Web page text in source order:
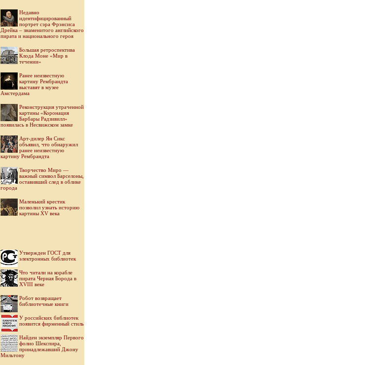
Недавно
идентифицированный
портрет сэра Фрэнсиса
Дрейка – знаменитого английского
пирата и национального героя
Большая ретроспектива
Клода Моне «Мир в
течении»
Ранее неизвестную
картину Рембрандта
выставят в музее
Амстердама
Реконструкция утраченной
картины «Коронация
Барбары Радзивилл»
появилась в Несвижском замке
Арт-дилер Ян Сикс
объявил, что обнаружил
ранее неизвестную
картину Рембрандта
Творчество Миро —
важный символ Барселоны,
оставивший след в облике
города
Маленький крестик
позволил узнать историю
картины XV века
Утвержден ГОСТ для
электронных библиотек
Что читали на корабле
пирата Черная Борода в
XVIII веке
Робот возвращает
библиотечные книги
У российских библиотек
появится фирменный стиль
Найден экземпляр Первого
фолио Шекспира,
принадлежавший Джону
Мильтону